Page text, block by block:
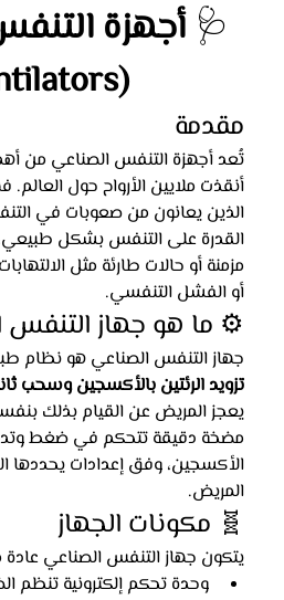
🩺 أجهزة
(Ventilators)
مقدمة
تُعد أجهزة التنفس الصناعي من أهم
أنقذت ملايين الأرواح حول
الذين يعانون من صعوبات في
القدرة على التنفس بشكل
مزمنة أو حالات طارئة مثل
أو الفشل التنفسي.
⚙️ ما هو جهاز التنفس
جهاز التنفس الصناعي هو نظام
تزويد الرئتين بالأكسجين وسحب
يعجز المريض عن القيام بذلك
مضخة دقيقة تتحكم في ضغط
الأكسجين، وفق إعدادات يحددها
المريض.
🧬 مكونات الجهاز
يتكون جهاز التنفس الصناعي
وحدة تحكم إلكترونية تنظم